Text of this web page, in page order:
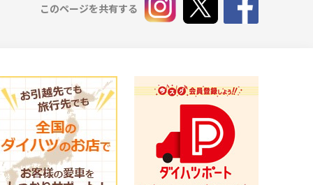
このページを共有する